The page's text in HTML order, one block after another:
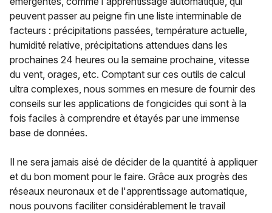
peuvent passer au peigne fin une liste interminable de
facteurs : précipitations passées, température actuelle,
humidité relative, précipitations attendues dans les
prochaines 24 heures ou la semaine prochaine, vitesse
du vent, orages, etc. Comptant sur ces outils de calcul
ultra complexes, nous sommes en mesure de fournir des
conseils sur les applications de fongicides qui sont à la
fois faciles à comprendre et étayés par une immense
base de données.
Il ne sera jamais aisé de décider de la quantité à appliquer
et du bon moment pour le faire. Grâce aux progrès des
réseaux neuronaux et de l'apprentissage automatique,
nous pouvons faciliter considérablement le travail